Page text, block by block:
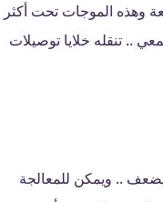
وهذه الموجات تحت أكثر
.. تنقله خلايا توصيلات
.. ويمكن للمعالجة